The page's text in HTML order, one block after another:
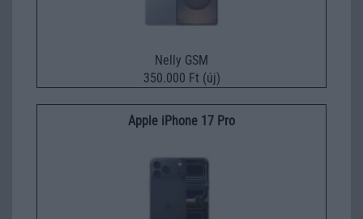
Nelly GSM
350.000 Ft (új)
Apple iPhone 17 Pro